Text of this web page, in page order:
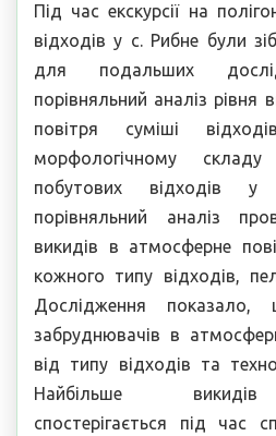
Під час екскурсії на
відходів у с. Рибне були
для подальших
порівняльний аналіз рівня
повітря суміші
морфологічному
побутових відходів
порівняльний аналіз
викидів в атмосферне
кожного типу відходів,
Дослідження показало,
забруднювачів в
від типу відходів та
Найбільше викидів
спостерігається під час